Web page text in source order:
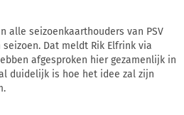
alle seizoenkaarthouders van PSV
Dat meldt Rik Elfrink via
afgesproken hier gezamenlijk in
duidelijk is hoe het idee zal zijn